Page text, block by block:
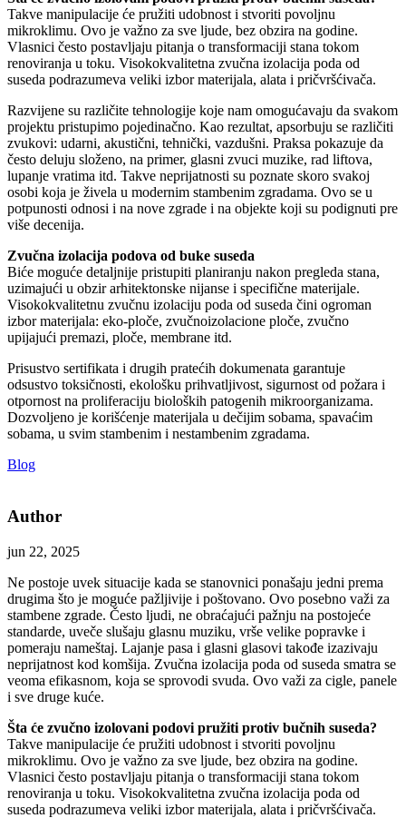
Takve manipulacije će pružiti udobnost i stvoriti povoljnu
mikroklimu. Ovo je važno za sve ljude, bez obzira na godine.
Vlasnici često postavljaju pitanja o transformaciji stana tokom
renoviranja u toku. Visokokvalitetna zvučna izolacija poda od
suseda podrazumeva veliki izbor materijala, alata i pričvršćivača.
Razvijene su različite tehnologije koje nam omogućavaju da svakom
projektu pristupimo pojedinačno. Kao rezultat, apsorbuju se različiti
zvukovi: udarni, akustični, tehnički, vazdušni. Praksa pokazuje da
često deluju složeno, na primer, glasni zvuci muzike, rad liftova,
lupanje vratima itd. Takve neprijatnosti su poznate skoro svakoj
osobi koja je živela u modernim stambenim zgradama. Ovo se u
potpunosti odnosi i na nove zgrade i na objekte koji su podignuti pre
više decenija.
Zvučna izolacija podova od buke suseda
Biće moguće detaljnije pristupiti planiranju nakon pregleda stana,
uzimajući u obzir arhitektonske nijanse i specifične materijale.
Visokokvalitetnu zvučnu izolaciju poda od suseda čini ogroman
izbor materijala: eko-ploče, zvučnoizolacione ploče, zvučno
upijajući premazi, ploče, membrane itd.
Prisustvo sertifikata i drugih pratećih dokumenata garantuje
odsustvo toksičnosti, ekološku prihvatljivost, sigurnost od požara i
otpornost na proliferaciju bioloških patogenih mikroorganizama.
Dozvoljeno je korišćenje materijala u dečijim sobama, spavaćim
sobama, u svim stambenim i nestambenim zgradama.
Blog
Author
jun 22, 2025
Ne postoje uvek situacije kada se stanovnici ponašaju jedni prema
drugima što je moguće pažljivije i poštovano. Ovo posebno važi za
stambene zgrade. Često ljudi, ne obraćajući pažnju na postojeće
standarde, uveče slušaju glasnu muziku, vrše velike popravke i
pomeraju nameštaj. Lajanje pasa i glasni glasovi takođe izazivaju
neprijatnost kod komšija. Zvučna izolacija poda od suseda smatra se
veoma efikasnom, koja se sprovodi svuda. Ovo važi za cigle, panele
i sve druge kuće.
Šta će zvučno izolovani podovi pružiti protiv bučnih suseda?
Takve manipulacije će pružiti udobnost i stvoriti povoljnu
mikroklimu. Ovo je važno za sve ljude, bez obzira na godine.
Vlasnici često postavljaju pitanja o transformaciji stana tokom
renoviranja u toku. Visokokvalitetna zvučna izolacija poda od
suseda podrazumeva veliki izbor materijala, alata i pričvršćivača.